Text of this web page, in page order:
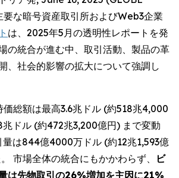
な暗号資産取引所およびWeb3企業
は、2025年5月の透明性レポートを発
の統合が進む中、取引活動、製品の革
、社会的影響の拡大について強調し
総額は最高3.6兆ドル (約518兆4,000
ドル (約472兆3,200億円) まで変動
量は844億4000万ドル (約12兆1,593億
市場全体の統合にもかかわらず、
ビ
は先物取引の26%増加を主因に21%